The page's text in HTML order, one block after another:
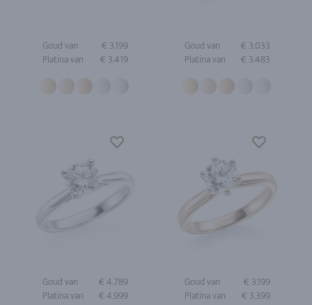
Goud van
€ 3.199
Platina van
€ 3.419
Goud van
€ 3.033
Platina van
€ 3.483
Goud van
€ 4.789
Platina van
€ 4.999
Goud van
€ 3.199
Platina van
€ 3.399